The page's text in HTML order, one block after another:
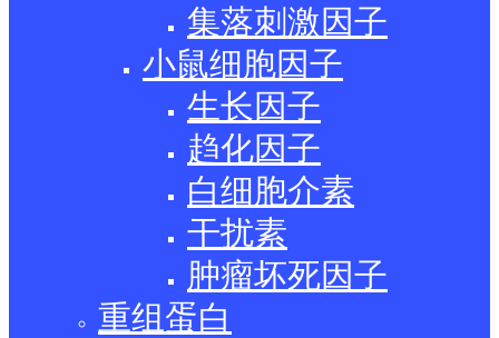
集落刺激因子
小鼠细胞因子
生长因子
趋化因子
白细胞介素
干扰素
肿瘤坏死因子
重组蛋白